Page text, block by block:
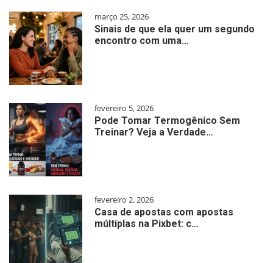
março 25, 2026
Sinais de que ela quer um segundo
encontro com uma…
fevereiro 5, 2026
Pode Tomar Termogênico Sem
Treinar? Veja a Verdade…
fevereiro 2, 2026
Casa de apostas com apostas
múltiplas na Pixbet: c…